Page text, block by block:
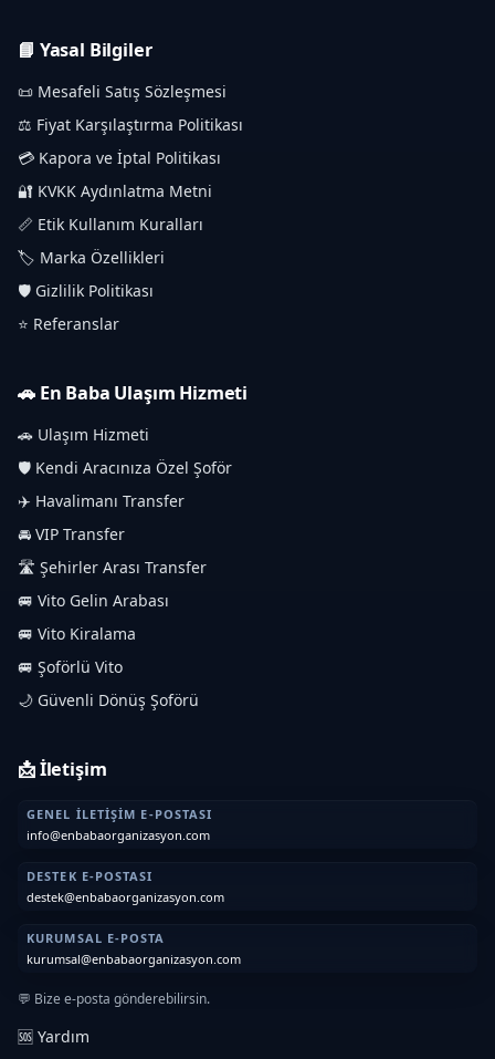
📘 Yasal Bilgiler
📜 Mesafeli Satış Sözleşmesi
⚖️ Fiyat Karşılaştırma Politikası
💳 Kapora ve İptal Politikası
🔐 KVKK Aydınlatma Metni
📏 Etik Kullanım Kuralları
🏷️ Marka Özellikleri
🛡️ Gizlilik Politikası
⭐ Referanslar
🚗 En Baba Ulaşım Hizmeti
🚗 Ulaşım Hizmeti
🛡️ Kendi Aracınıza Özel Şoför
✈️ Havalimanı Transfer
🚘 VIP Transfer
🛣️ Şehirler Arası Transfer
🚐 Vito Gelin Arabası
🚐 Vito Kiralama
🚐 Şoförlü Vito
🌙 Güvenli Dönüş Şoförü
📩 İletişim
GENEL İLETIŞIM E-POSTASI
info@enbabaorganizasyon.com
DESTEK E-POSTASI
destek@enbabaorganizasyon.com
KURUMSAL E-POSTA
kurumsal@enbabaorganizasyon.com
💬 Bize e-posta gönderebilirsin.
🆘 Yardım